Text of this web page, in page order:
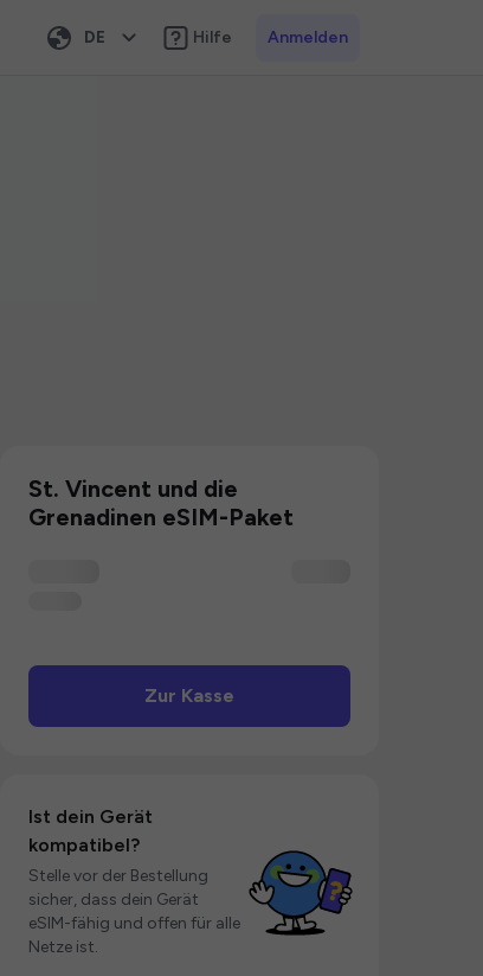
DE Hilfe Anmelden
St. Vincent und die
Grenadinen eSIM-Paket
Zur Kasse
Ist dein Gerät
kompatibel?
Stelle vor der Bestellung
sicher, dass dein Gerät
eSIM-fähig und offen für alle
Netze ist.